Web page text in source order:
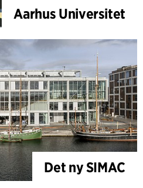
Aarhus Universitet
Det ny SIMAC